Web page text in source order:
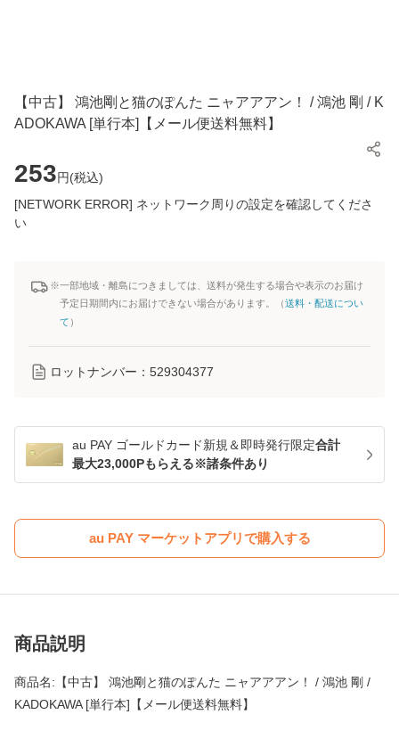
【中古】 鴻池剛と猫のぽんた ニャアアアン！ / 鴻池 剛 / K
ADOKAWA [単行本]【メール便送料無料】
253円(税込)
[NETWORK ERROR] ネットワーク周りの設定を確認してくださ
い
※一部地域・離島につきましては、送料が発生する場合や表示のお届け
予定日期間内にお届けできない場合があります。（送料・配送につい
て ）
ロットナンバー： 529304377
au PAY ゴールドカード新規＆即時発行限定合計
最大23,000Pもらえる※諸条件あり
au PAY マーケットアプリで購入する
商品説明
商品名:【中古】 鴻池剛と猫のぽんた ニャアアアン！ / 鴻池 剛 /
KADOKAWA [単行本]【メール便送料無料】